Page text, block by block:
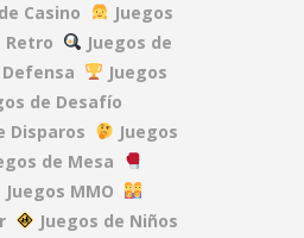
A ..
9.6K
(Juego ..
8.63K
of the ..
13.1K
Casino
Juegos
Retro
Juegos de
Juegos
de Desafío
Disparos
Juegos
de Mesa
Juegos MMO
Juegos de Niños